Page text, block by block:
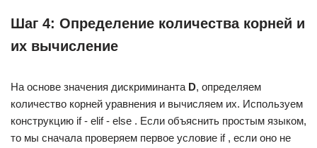
Шаг 4: Определение количества корней и
их вычисление
На основе значения дискриминанта D, определяем
количество корней уравнения и вычисляем их. Используем
конструкцию if - elif - else . Если объяснить простым языком,
то мы сначала проверяем первое условие if , если оно не